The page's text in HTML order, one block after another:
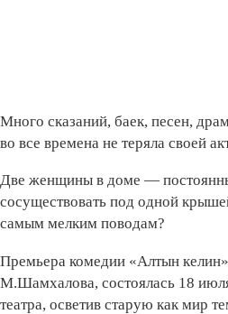
Много сказаний, баек, песен,
во все времена не теряла своей
Две женщины в доме —
сосуществовать под одной
самым мелким поводам?
Премьера комедии «Алтын
М.Шамхалова, состоялась 18
театра, осветив старую как мир